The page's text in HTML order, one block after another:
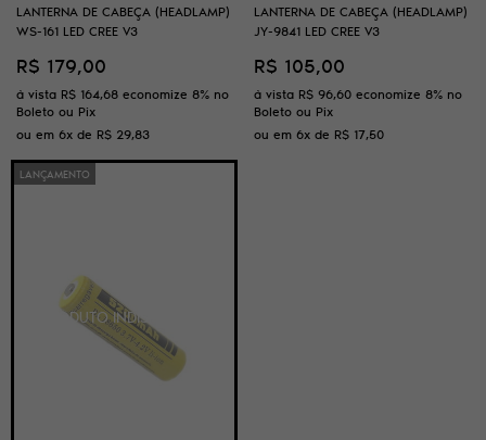
LANTERNA DE CABEÇA (HEADLAMP)
WS-161 LED CREE V3
R$ 179,00
à vista R$ 164,68 economize 8% no
Boleto ou Pix
ou em 6x de R$ 29,83
LANTERNA DE CABEÇA (HEADLAMP)
JY-9841 LED CREE V3
R$ 105,00
à vista R$ 96,60 economize 8% no
Boleto ou Pix
ou em 6x de R$ 17,50
LANÇAMENTO